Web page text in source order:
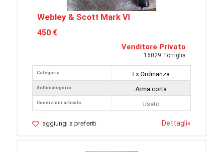
Webley & Scott Mark Vl
450 €
Venditore Privato
16029 Torriglia
Categoria
Sottocategoria
Condizioni articolo
Ex Ordinanza
Arma corta
Usato
aggiungi a preferiti Dettagli»